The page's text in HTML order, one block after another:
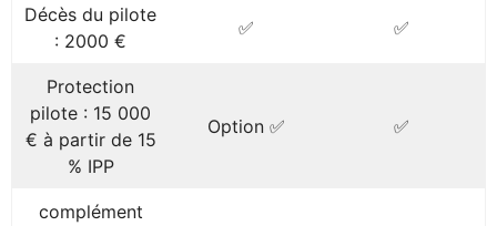
Décès du pilote
: 2000 €
✅ ✅
Protection
pilote : 15 000
€ à partir de 15
% IPP
Option ✅ ✅
complément